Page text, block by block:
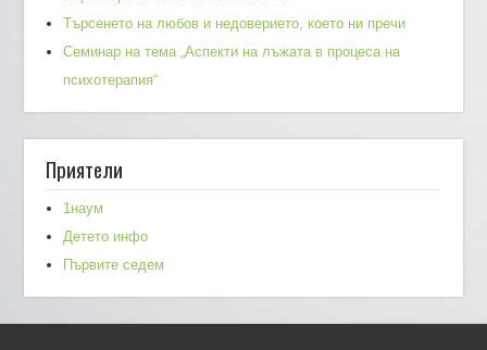
Търсенето на любов и недоверието, което ни пречи
Семинар на тема „Аспекти на лъжата в процеса на
психотерапия“
Приятели
1наум
Детето инфо
Първите седем